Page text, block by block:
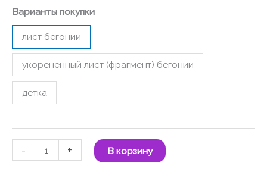
Варианты покупки
лист бегонии
укорененный лист (фрагмент) бегонии
детка
- + В корзину